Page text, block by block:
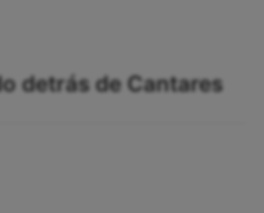
detrás de Cantares